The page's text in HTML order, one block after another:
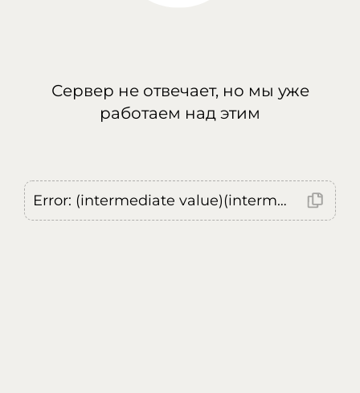
Сервер не отвечает, но мы уже
работаем над этим
Error: (intermediate value)(intermediate value)(intermediate value).replaceAll is not a function